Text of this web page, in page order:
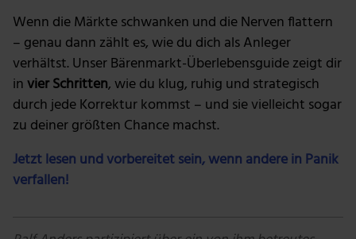
Wenn die Märkte schwanken und die Nerven flattern
– genau dann zählt es, wie du dich als Anleger
verhältst. Unser Bärenmarkt-Überlebensguide zeigt dir
invier Schritten, wie du klug, ruhig und strategisch
durch jede Korrektur kommst – und sie vielleicht sogar
zu deiner größten Chance machst.
Jetzt lesen und vorbereitet sein, wenn andere in Panik
verfallen!